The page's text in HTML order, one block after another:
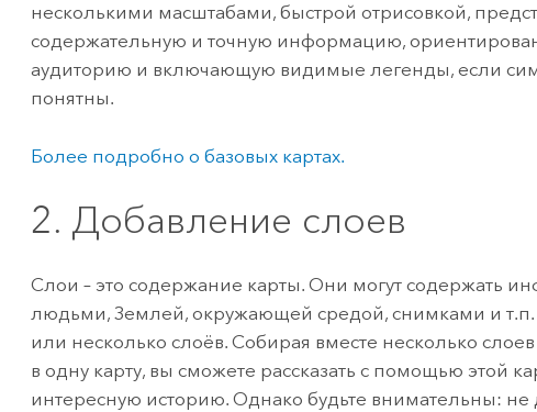
несколькими масштабами, быстрой отрисовкой,
содержательную и точную информацию,
аудиторию и включающую видимые легенды, если
понятны.
Более подробно о базовых картах.
2. Добавление слоев
Слои – это содержание карты. Они могут содержать
людьми, Землей, окружающей средой, снимками и
или несколько слоёв. Собирая вместе несколько
в одну карту, вы сможете рассказать с помощью этой
интересную историю. Однако будьте внимательны: